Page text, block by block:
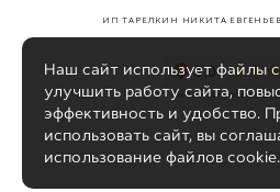
ИП ТАРЕЛКИН НИКИТА
сайт от
Наш сайт использует файлы
улучшить работу сайта,
эффективность и удобство.
использовать сайт, вы
использование файлов cookie.